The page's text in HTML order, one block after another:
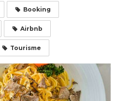
Booking
Airbnb
Tourisme